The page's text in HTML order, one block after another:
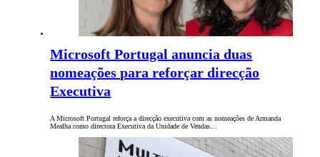
Microsoft Portugal anuncia duas
nomeações para reforçar direcção
Executiva
A Microsoft Portugal reforça a direcção executiva com as nomeações de Armanda
Mealha como directora Executiva da Unidade de Vendas…